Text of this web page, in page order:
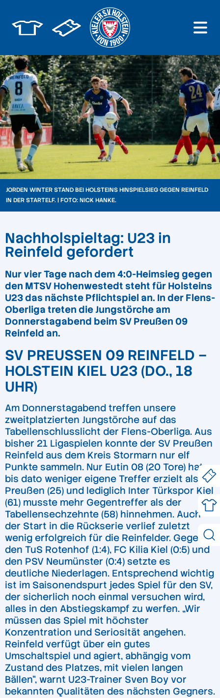
JORDEN WINTER STAND BEI HOLSTEINS HINSPIELSIEG GEGEN REINFELD
IN DER STARTELF. | FOTO: NICK HANKE.
Nachholspieltag: U23 in
Reinfeld gefordert
Nur vier Tage nach dem 4:0-Heimsieg gegen
den MTSV Hohenwestedt steht für Holsteins
U23 das nächste Pflichtspiel an. In der Flens-
Oberliga treten die Jungstörche am
Donnerstagabend beim SV Preußen 09
Reinfeld an.
SV PREUSSEN 09 REINFELD – H
OLSTEIN KIEL U23 (DO., 18 U
HR)
Am Donnerstagabend treffen unsere
zweitplatzierten Jungstörche auf das
Tabellenschlusslicht der Flens-Oberliga. Aus
bisher 21 Ligaspielen konnte der SV Preußen
Reinfeld aus dem Kreis Stormarn nur elf
Punkte sammeln. Nur Eutin 08 (20 Tore) hat
bis dato weniger eigene Treffer erzielt als die
Preußen (25) und lediglich Inter Türkspor Kiel
(61) musste mehr Gegentreffer als der
Tabellensechzehnte (58) hinnehmen. Auch
der Start in die Rückserie verlief zuletzt
wenig erfolgreich für die Reinfelder. Gegen
den TuS Rotenhof (1:4), FC Kilia Kiel (0:5) und
den PSV Neumünster (0:4) setzte es
deutliche Niederlagen. Entsprechend wichtig
ist im Saisonendspurt jedes Spiel für den SV,
der sicherlich noch einmal versuchen wird,
alles in den Abstiegskampf zu werfen. „Wir
müssen das Spiel mit höchster
Konzentration und Seriosität angehen.
Reinfeld verfügt über ein gutes
Umschaltspiel und agiert, abhängig vom
Zustand des Platzes, mit vielen langen
Bällen“, warnt U23-Trainer Sven Boy vor
bekannten Qualitäten des nächsten Gegners.